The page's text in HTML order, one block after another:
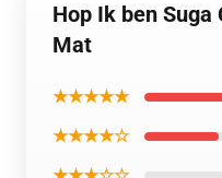
Hop Ik ben Suga
Mat
★★★★★
★★★★☆